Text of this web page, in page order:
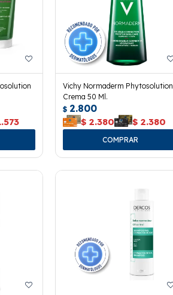
Vichy Normaderm Phytosolution
Crema 50 Ml.
$ 2.800
$ 2.380 $ 2.380